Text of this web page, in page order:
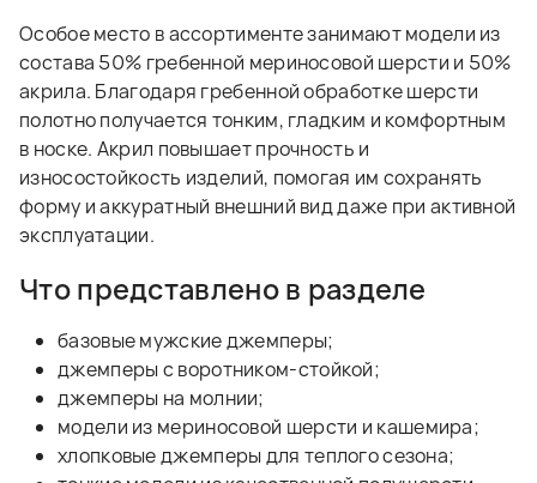
Особое место в ассортименте занимают модели из
состава 50% гребенной мериносовой шерсти и 50%
акрила. Благодаря гребенной обработке шерсти
полотно получается тонким, гладким и комфортным
в носке. Акрил повышает прочность и
износостойкость изделий, помогая им сохранять
форму и аккуратный внешний вид даже при активной
эксплуатации.
Что представлено в разделе
базовые мужские джемперы;
джемперы с воротником-стойкой;
джемперы на молнии;
модели из мериносовой шерсти и кашемира;
хлопковые джемперы для теплого сезона;